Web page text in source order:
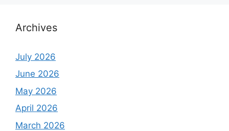
Archives
July 2026
June 2026
May 2026
April 2026
March 2026